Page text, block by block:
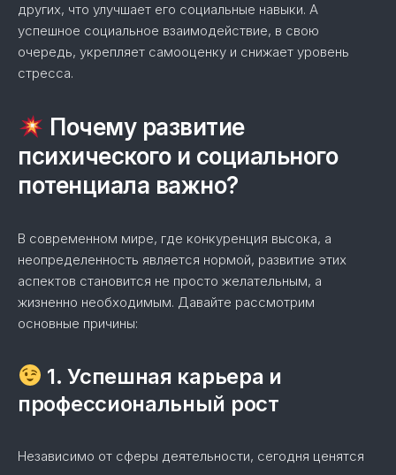
других, что улучшает его социальные навыки. А
успешное социальное взаимодействие, в свою
очередь, укрепляет самооценку и снижает уровень
стресса.
Почему развитие
психического и социального
потенциала важно?
В современном мире, где конкуренция высока, а
неопределенность является нормой, развитие этих
аспектов становится не просто желательным, а
жизненно необходимым. Давайте рассмотрим
основные причины:
1. Успешная карьера и
профессиональный рост
Независимо от сферы деятельности, сегодня ценятся